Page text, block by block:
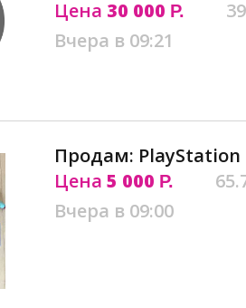
Цена 30 000 Р.
Вчера в 09:21
Продам: PlayStation
Цена 5 000 Р.
Вчера в 09:00